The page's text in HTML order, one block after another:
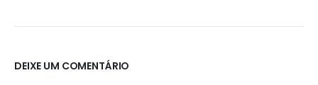
DEIXE UM COMENTÁRIO